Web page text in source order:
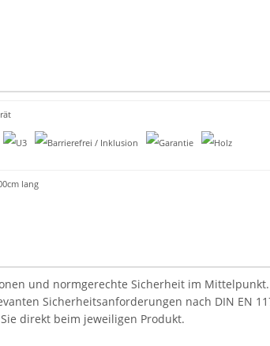
lang
und normgerechte Sicherheit im
Sicherheitsanforderungen nach DIN EN
direkt beim jeweiligen Produkt.